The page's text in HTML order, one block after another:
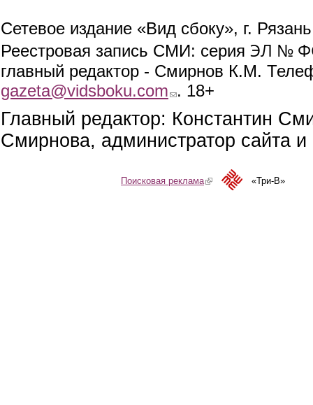
Сетевое издание «Вид сбоку», г.
Реестровая запись СМИ: серия ЭЛ №
главный редактор - Смирнов К.М.
gazeta@vidsboku.com (link sends e-mail)
. 18+
Главный редактор: Константин
Смирнова, администратор сайта
Поисковая реклама(link is external)«Три-В»